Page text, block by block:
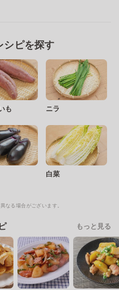
シピを探す
も ニラ
白菜
なる場合がございます。
もっと見る